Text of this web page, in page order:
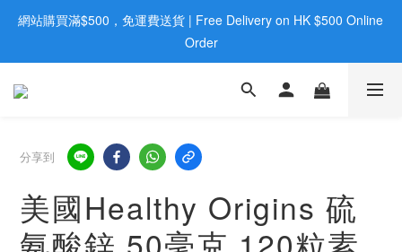
歡迎親臨旺角店購買：旺角弼街20號12樓B  |  RealDeal 保健品 |
WhatsApp 9560 0709
網站購買滿$500，免運費送貨 | Free Delivery on HK $500 Online
Order
歡迎親臨旺角店購買：旺角弼街20號12樓B  |  RealDeal 保健品 |
分享到
美國Healthy Origins 硫